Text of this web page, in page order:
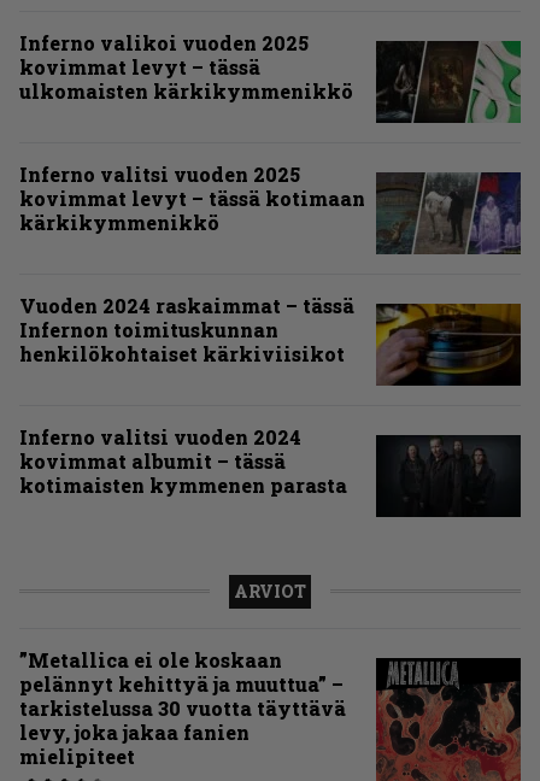
Inferno valikoi vuoden 2025
kovimmat levyt – tässä
ulkomaisten kärkikymmenikkö
Inferno valitsi vuoden 2025
kovimmat levyt – tässä kotimaan
kärkikymmenikkö
Vuoden 2024 raskaimmat – tässä
Infernon toimituskunnan
henkilökohtaiset kärkiviisikot
Inferno valitsi vuoden 2024
kovimmat albumit – tässä
kotimaisten kymmenen parasta
ARVIOT
”Metallica ei ole koskaan
pelännyt kehittyä ja muuttua” –
tarkistelussa 30 vuotta täyttävä
levy, joka jakaa fanien
mielipiteet